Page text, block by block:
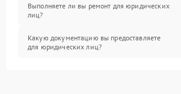
Выполняете ли вы ремонт для юридических
лиц?
Какую документацию вы предоставляете
для юридических лиц?